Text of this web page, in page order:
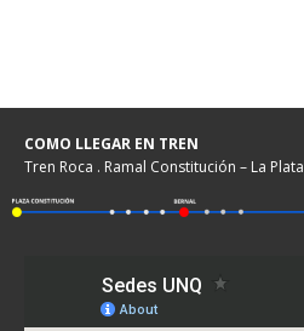
COMO LLEGAR EN TREN
Tren Roca . Ramal Constitución – La Plata